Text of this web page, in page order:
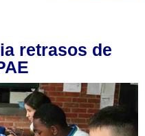
retrasos de